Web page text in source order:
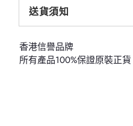
送貨須知
香港信譽品牌
所有產品100%保證原裝正貨